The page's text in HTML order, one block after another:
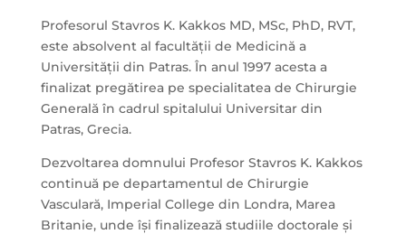
Profesorul Stavros K. Kakkos MD, MSc, PhD, RVT,
este absolvent al facultății de Medicină a
Universității din Patras. În anul 1997 acesta a
finalizat pregătirea pe specialitatea de Chirurgie
Generală în cadrul spitalului Universitar din
Patras, Grecia.
Dezvoltarea domnului Profesor Stavros K. Kakkos
continuă pe departamentul de Chirurgie
Vasculară, Imperial College din Londra, Marea
Britanie, unde își finalizează studiile doctorale și